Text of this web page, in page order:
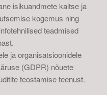
isikuandmete kaitse ja
kogemus ning
teadmised
ja organisatsioonidele
(GDPR) nõuete
teostamise teenust.